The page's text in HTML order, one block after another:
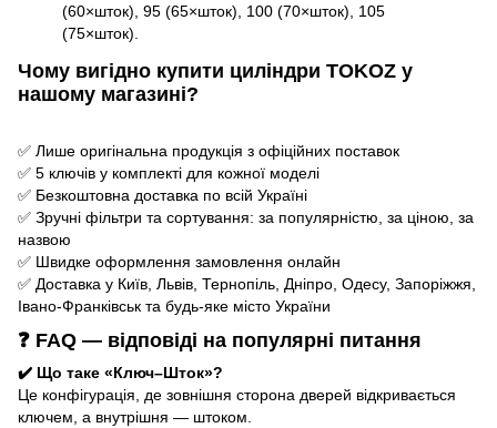
(60×шток), 95 (65×шток), 100 (70×шток), 105
(75×шток).
Чому вигідно купити циліндри TOKOZ у
нашому магазині?
✅ Лише оригінальна продукція з офіційних поставок
✅ 5 ключів у комплекті для кожної моделі
✅ Безкоштовна доставка по всій Україні
✅ Зручні фільтри та сортування: за популярністю, за ціною, за
назвою
✅ Швидке оформлення замовлення онлайн
✅ Доставка у Київ, Львів, Тернопіль, Дніпро, Одесу, Запоріжжя,
Івано-Франківськ та будь-яке місто України
❓ FAQ — відповіді на популярні питання
✔️ Що таке «Ключ–Шток»?
Це конфігурація, де зовнішня сторона дверей відкривається
ключем, а внутрішня — штоком.